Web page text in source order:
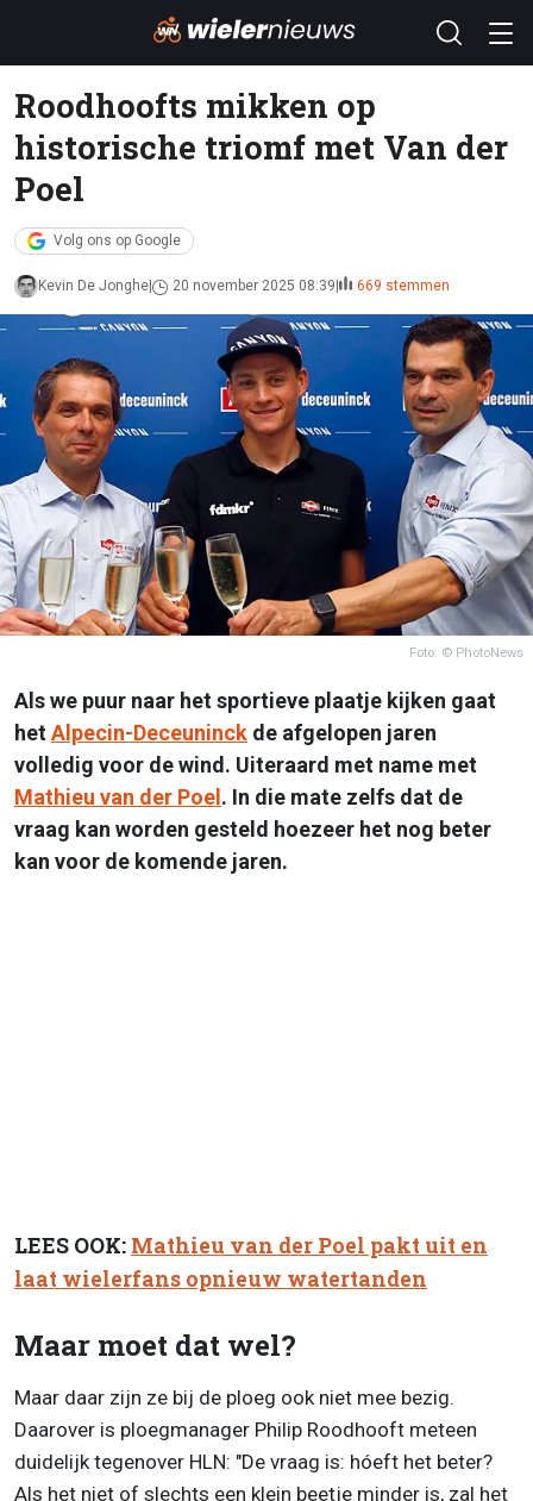
Roodhoofts mikken op
historische triomf met Van der
Poel
Volg ons op Google
Kevin De Jonghe 20 november 2025 08:39 669 stemmen
Foto: © PhotoNews
Als we puur naar het sportieve plaatje kijken gaat
hetAlpecin-Deceuninck de afgelopen jaren
volledig voor de wind. Uiteraard met name met
Mathieu van der Poel. In die mate zelfs dat de
vraag kan worden gesteld hoezeer het nog beter
kan voor de komende jaren.
LEES OOK: Mathieu van der Poel pakt uit en
laat wielerfans opnieuw watertanden
Maar moet dat wel?
Maar daar zijn ze bij de ploeg ook niet mee bezig.
Daarover is ploegmanager Philip Roodhooft meteen
duidelijk tegenover HLN: "De vraag is: hóeft het beter?
Als het niet of slechts een klein beetje minder is, zal het